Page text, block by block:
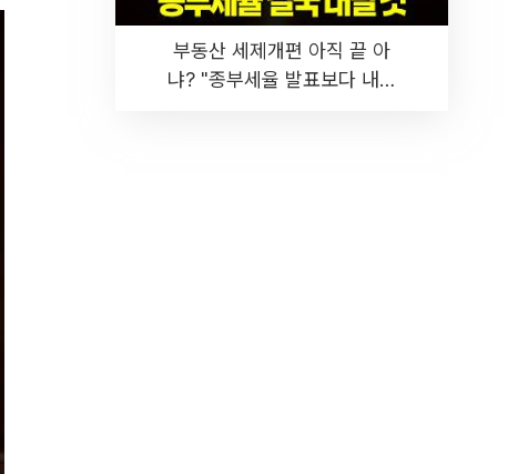
부동산 세제개편 아직 끝 아
냐? "종부세율 발표보다 내릴